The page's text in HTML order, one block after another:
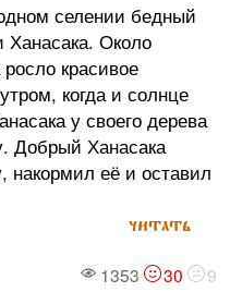
селении бедный
Ханасака. Около
красивое
когда и солнце
у своего дерева
Добрый Ханасака
накормил её и оставил
читать
1353 30 9